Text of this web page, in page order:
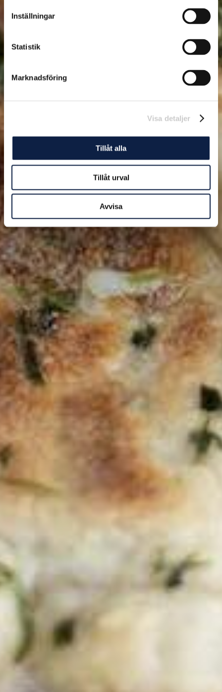
Inställningar
Statistik
Marknadsföring
Visa detaljer
Tillåt alla
Tillåt urval
Avvisa